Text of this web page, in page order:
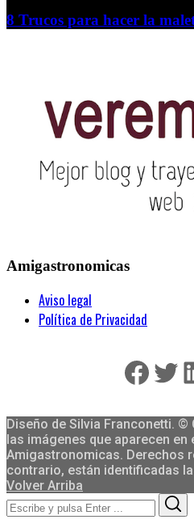
8 Trucos para hacer la
Amigastronomicas
Aviso legal
Política de Privacidad
Diseño de Silvia Franconetti. ©
las imágenes que aparecen
Amigastronomicas. Derechos
contrario, están identificadas
Volver Arriba
Search
for: